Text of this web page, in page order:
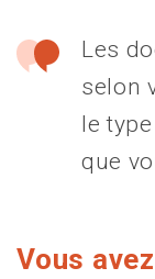
Les
selon
le
que
Vous